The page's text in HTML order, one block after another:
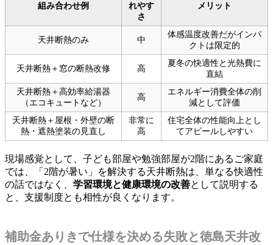
組み合わせ例
れやす
さ
メリット
天井断熱のみ 中
体感温度改善だがインパ
クトは限定的
天井断熱＋窓の断熱改修 高
夏冬の快適性と光熱費に
直結
天井断熱＋高効率給湯器
（エコキュートなど）
高
エネルギー消費全体の削
減として評価
天井断熱＋屋根・外壁の断
熱・遮熱塗装の見直し
非常に
高
住宅全体の性能向上とし
てアピールしやすい
現場感覚として、子ども部屋や勉強部屋が2階にあるご家庭
では、「2階が暑い」を解決する天井断熱は、単なる快適性
の話ではなく、 学習環境と健康環境の改善として説明する
と、支援制度とも相性が良くなります。
補助金ありきで仕様を決める失敗と徳島天井改